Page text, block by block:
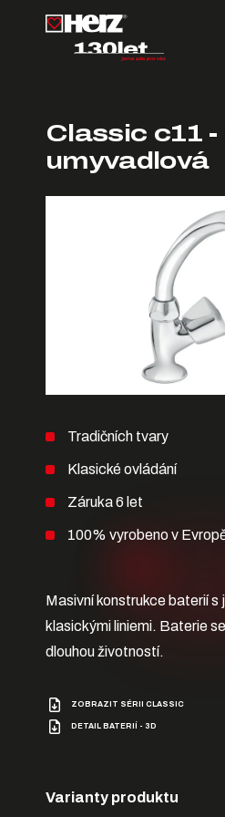
Classic c11
umyvadlová
Tradičních tvary
Klasické ovládání
Záruka 6 let
100% vyrobeno v
Masivní konstrukce baterií s
klasickými liniemi. Baterie
dlouhou životností.
ZOBRAZIT SÉRII CLASSIC
DETAIL BATERIÍ - 3D
Varianty produktu